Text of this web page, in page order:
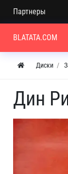
Партнеры
BLATATA.COM
Диски
Дин